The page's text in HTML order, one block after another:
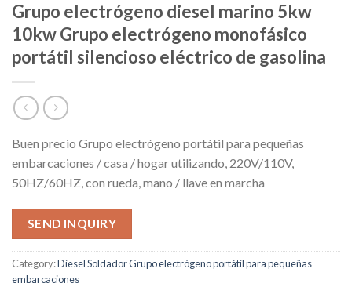
Grupo electrógeno diesel marino 5kw
10kw Grupo electrógeno monofásico
portátil silencioso eléctrico de gasolina
Buen precio Grupo electrógeno portátil para pequeñas
embarcaciones / casa / hogar utilizando, 220V/110V,
50HZ/60HZ, con rueda, mano / llave en marcha
SEND INQUIRY
Category:Diesel Soldador Grupo electrógeno portátil para pequeñas
embarcaciones